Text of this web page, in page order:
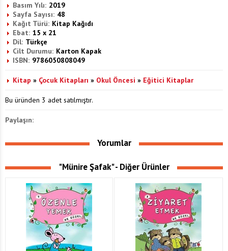
Basım Yılı: 2019
Sayfa Sayısı: 48
Kağıt Türü: Kitap Kağıdı
Ebat: 15 x 21
Dil: Türkçe
Cilt Durumu: Karton Kapak
ISBN: 9786050808049
Kitap » Çocuk Kitapları » Okul Öncesi » Eğitici Kitaplar
Bu üründen 3 adet satılmıştır.
Paylaşın:
Yorumlar
"Münire Şafak" - Diğer Ürünler